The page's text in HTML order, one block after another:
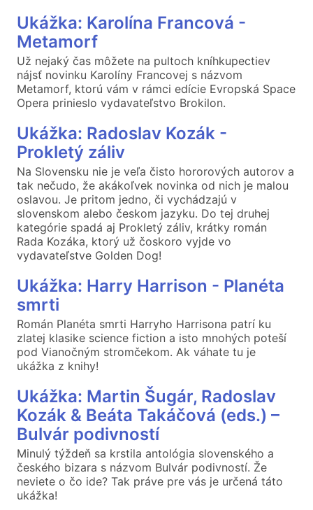
Ukážka: Karolína Francová -
Metamorf
Už nejaký čas môžete na pultoch kníhkupectiev
nájsť novinku Karolíny Francovej s názvom
Metamorf, ktorú vám v rámci edície Evropská Space
Opera prinieslo vydavateľstvo Brokilon.
Ukážka: Radoslav Kozák -
Prokletý záliv
Na Slovensku nie je veľa čisto hororových autorov a
tak nečudo, že akákoľvek novinka od nich je malou
oslavou. Je pritom jedno, či vychádzajú v
slovenskom alebo českom jazyku. Do tej druhej
kategórie spadá aj Prokletý záliv, krátky román
Rada Kozáka, ktorý už čoskoro vyjde vo
vydavateľstve Golden Dog!
Ukážka: Harry Harrison - Planéta
smrti
Román Planéta smrti Harryho Harrisona patrí ku
zlatej klasike science fiction a isto mnohých poteší
pod Vianočným stromčekom. Ak váhate tu je
ukážka z knihy!
Ukážka: Martin Šugár, Radoslav
Kozák & Beáta Takáčová (eds.) –
Bulvár podivností
Minulý týždeň sa krstila antológia slovenského a
českého bizara s názvom Bulvár podivností. Že
neviete o čo ide? Tak práve pre vás je určená táto
ukážka!